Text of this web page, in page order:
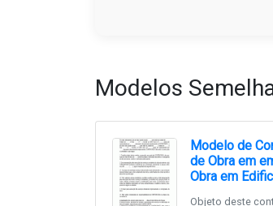
Modelos
Modelo de
de Obra em
Obra em
Objeto deste